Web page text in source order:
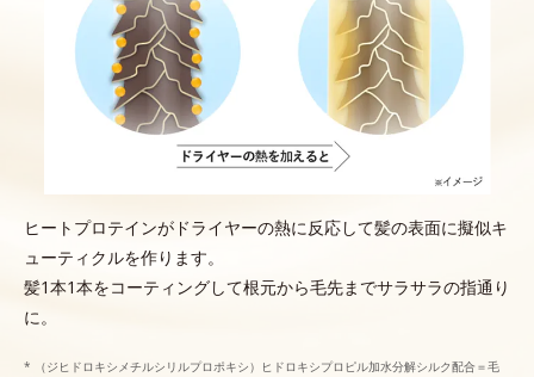
ヒートプロテインがドライヤーの熱に反応して髪の表面に擬似キ
ューティクルを作ります。
髪1本1本をコーティングして根元から毛先までサラサラの指通り
に。
* （ジヒドロキシメチルシリルプロポキシ）ヒドロキシプロピル加水分解シルク配合＝毛